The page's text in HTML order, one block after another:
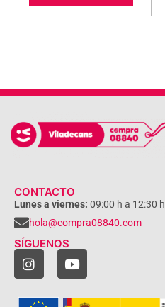
CONTACTO
Lunes a viernes: 09:00 h a 12:30 h
hola@compra08840.com
SÍGUENOS